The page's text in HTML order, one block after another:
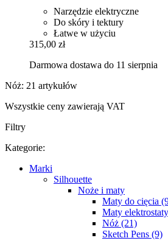
Narzędzie elektryczne
Do skóry i tektury
Łatwe w użyciu
315,00 zł
Darmowa dostawa do 11 sierpnia
Nóż: 21 artykułów
Wszystkie ceny zawierają VAT
Filtry
Kategorie:
Marki
Silhouette
Noże i maty
Maty do cięcia
Maty
Nóż (21)
Sketch Pens (9)